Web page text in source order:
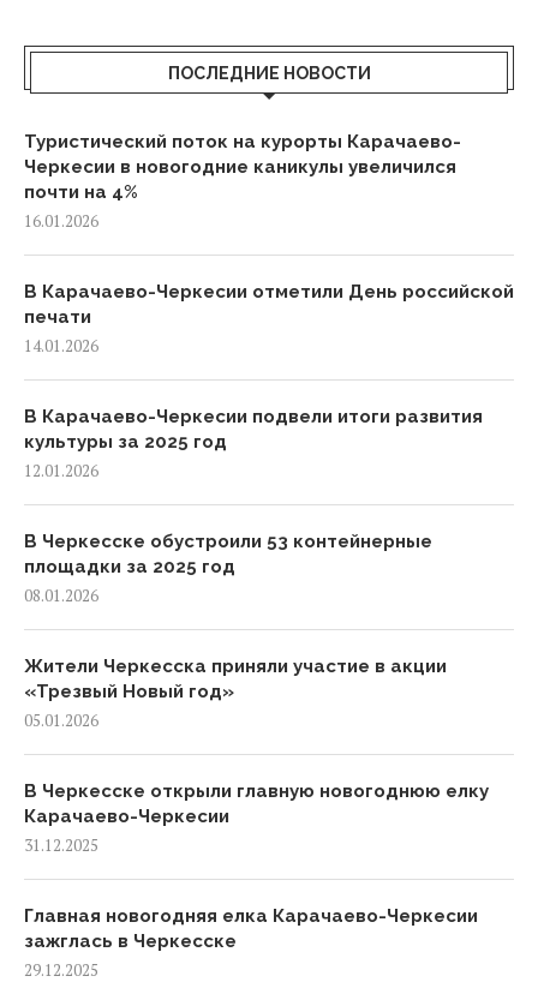
ПОСЛЕДНИЕ НОВОСТИ
Туристический поток на курорты Карачаево-
Черкесии в новогодние каникулы увеличился
почти на 4%
16.01.2026
В Карачаево-Черкесии отметили День российской
печати
14.01.2026
В Карачаево-Черкесии подвели итоги развития
культуры за 2025 год
12.01.2026
В Черкесске обустроили 53 контейнерные
площадки за 2025 год
08.01.2026
Жители Черкесска приняли участие в акции
«Трезвый Новый год»
05.01.2026
В Черкесске открыли главную новогоднюю елку
Карачаево-Черкесии
31.12.2025
Главная новогодняя елка Карачаево-Черкесии
зажглась в Черкесске
29.12.2025